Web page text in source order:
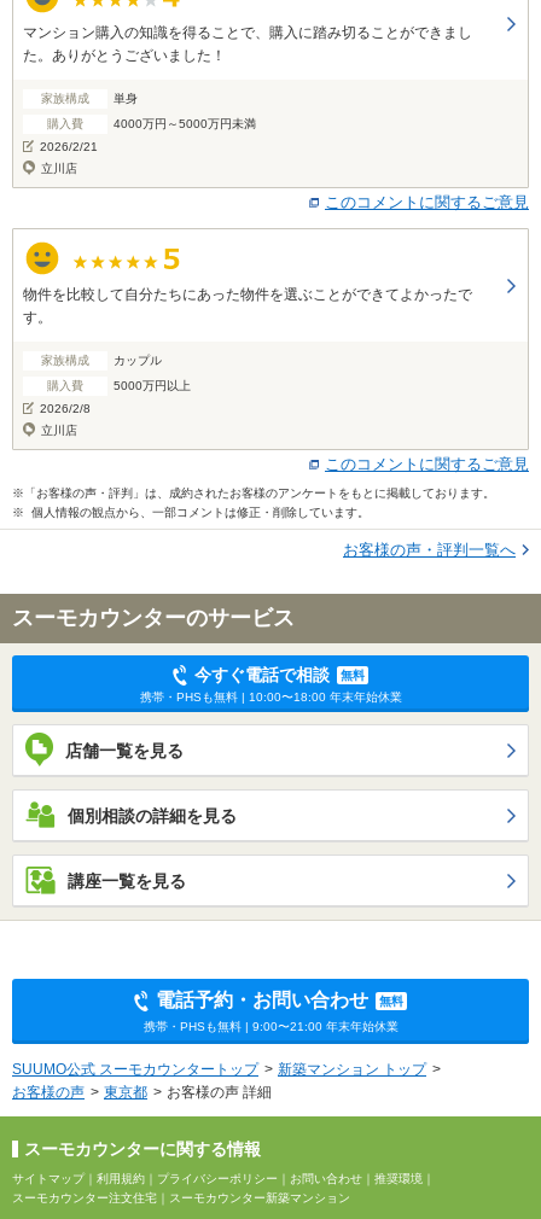
マンション購入の知識を得ることで、購入に踏み切ることができまし
た。ありがとうございました！
家族構成
単身
購入費
4000万円～5000万円未満
2026/2/21
立川店
このコメントに関するご意見
物件を比較して自分たちにあった物件を選ぶことができてよかったで
す。
家族構成
カップル
購入費
5000万円以上
2026/2/8
立川店
このコメントに関するご意見
※「お客様の声・評判」は、成約されたお客様のアンケートをもとに掲載しております。
※ 個人情報の観点から、一部コメントは修正・削除しています。
お客様の声・評判一覧へ
スーモカウンターのサービス
今すぐ電話で相談
無料
携帯・PHSも無料 | 10:00〜18:00 年末年始休業
店舗一覧を見る
個別相談の詳細を見る
講座一覧を見る
電話予約・お問い合わせ
無料
携帯・PHSも無料 | 9:00〜21:00 年末年始休業
SUUMO公式 スーモカウンタートップ
新築マンション トップ
お客様の声
東京都 お客様の声 詳細
スーモカウンターに関する情報
サイトマップ｜ 利用規約 ｜ プライバシーポリシー ｜ お問い合わせ ｜ 推奨環境 ｜
スーモカウンター注文住宅 ｜ スーモカウンター新築マンション